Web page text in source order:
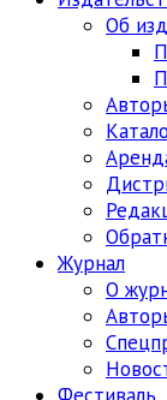
Об
Журнал
О